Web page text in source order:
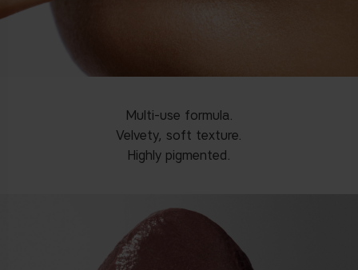
Multi-use formula.
Velvety, soft texture.
Highly pigmented.